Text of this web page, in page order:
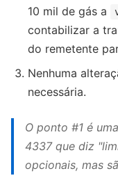
10 mil de gás a
contabilizar a
do remetente
Nenhuma
necessária.
O ponto #1 é
4337 que diz
opcionais, mas